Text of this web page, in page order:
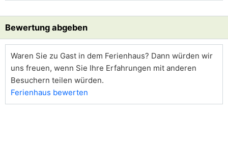
Bewertung abgeben
Waren Sie zu Gast in dem Ferienhaus? Dann würden wir
uns freuen, wenn Sie Ihre Erfahrungen mit anderen
Besuchern teilen würden.
Ferienhaus bewerten